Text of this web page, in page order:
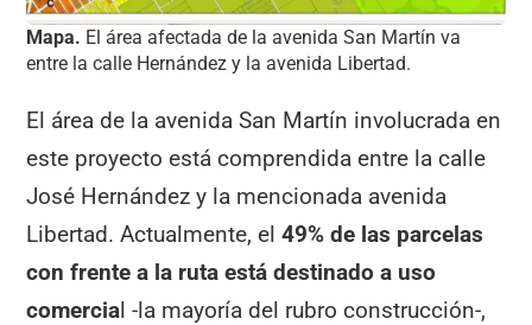
Mapa. El área afectada de la avenida San Martín va
entre la calle Hernández y la avenida Libertad.
El área de la avenida San Martín involucrada en
este proyecto está comprendida entre la calle
José Hernández y la mencionada avenida
Libertad. Actualmente, el49% de las parcelas
con frente a la ruta está destinado a uso
comercial -la mayoría del rubro construcción-,